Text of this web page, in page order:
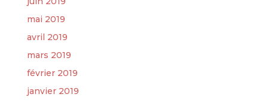
mai 2019
avril 2019
mars 2019
février 2019
janvier 2019